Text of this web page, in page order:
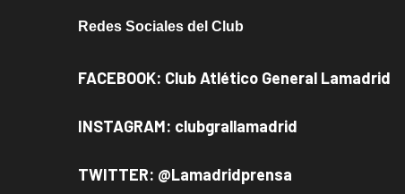
Redes Sociales del Club
FACEBOOK: Club Atlético General Lamadrid
INSTAGRAM: clubgrallamadrid
TWITTER: @Lamadridprensa